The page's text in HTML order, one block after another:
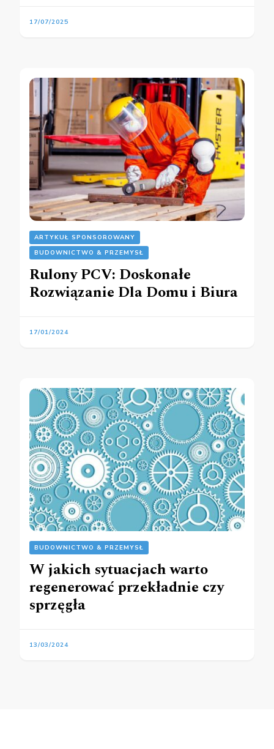
17/07/2025
ARTYKUŁ SPONSOROWANY
BUDOWNICTWO & PRZEMYSŁ
Rulony PCV: Doskonałe
Rozwiązanie Dla Domu i Biura
17/01/2024
BUDOWNICTWO & PRZEMYSŁ
W jakich sytuacjach warto
regenerować przekładnie czy
sprzęgła
13/03/2024